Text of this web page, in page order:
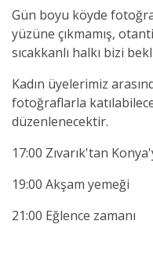
Gün boyu köyde
yüzüne çıkmamış,
sıcakkanlı halkı bizi
Kadın üyelerimiz
fotoğraflarla
düzenlenecektir.
17:00 Zıvarık'tan
19:00 Akşam yemeği
21:00 Eğlence zamanı